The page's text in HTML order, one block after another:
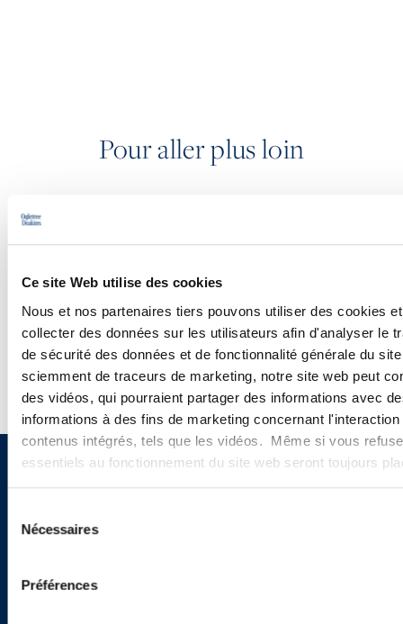
Ce site Web utilise des cookies
Nous et nos partenaires tiers pouvons utiliser des cookies
collecter des données sur les utilisateurs afin d'analyser le
de sécurité des données et de fonctionnalité générale du
sciemment de traceurs de marketing, notre site web peut
des vidéos, qui pourraient partager des informations avec
informations à des fins de marketing concernant
contenus intégrés, tels que les vidéos. Même si vous
essentiels au fonctionnement du site web seront toujours
Nécessaires
Préférences
Pour aller plus loin
CONFÉRENCES
WEBINAIRES
newsletters, informations et